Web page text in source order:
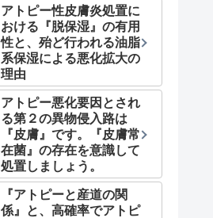
アトピー性皮膚炎処置に
おける『脱保湿』の有用
性と、殆ど行われる油脂
系保湿による悪化拡大の
理由
アトピー悪化要因とされ
る第２の異物侵入路は
『皮膚』です。『皮膚常
在菌』の存在を意識して
処置しましょう。
『アトピーと産道の関
係』と、高確率でアトピ